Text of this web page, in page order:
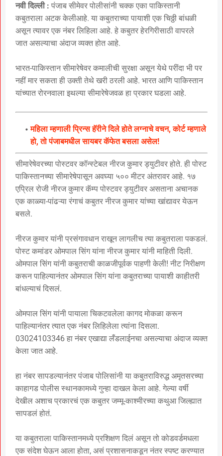
नवी दिल्ली : पंजाब सीमेवर पोलीसांनी चक्क एका पाकिस्तानी
कबुतराला अटक केलीआहे. या कबुतराच्या पायाशी एक चिठ्ठी बांधळी
असून त्यावर एक नंबर लिहिला आहे. हे कबुतर हेरगिरीसाठी वापरले
जात असल्याचा अंदाज व्यक्त होत आहे.
भारत-पाकिस्तान सीमारेषेवर कमालीची सुरक्षा असून येथे परींदा भी पर
नहीं मार सकता ही उक्ती तेथे खरी ठरली आहे. भारत आणि पाकिस्तान
यांच्यात रोरनवाला इथल्या सीमारेषेजवळ हा प्रकार घडला आहे.
महिला म्हणाली प्रिन्स हॅरीने दिले होते लग्नाचे वचन, कोर्ट म्हणाले
हो, तो पंजाबमधील सायबर कॅफेत बसला असेल!
सीमारेषेवरच्या पोस्टवर कॉन्स्टेबल नीरज कुमार ड्युटीवर होते. ही पोस्ट
पाकिस्तानच्या सीमारेषेपासून अवघ्या ५०० मीटर अंतरावर आहे. १७
एप्रिल रोजी नीरज कुमार कॅम्प पोस्टवर ड्युटीवर असताना अचानक
एक काळ्या-पांढऱ्या रंगाचं कबुतर नीरज कुमार यांच्या खांद्यावर येऊन
बसले.
नीरज कुमार यांनी प्रसंगावधान राखून लागलीच त्या कबुतराला पकडलं.
पोस्ट कमांडर ओमपाल सिंग यांना नीरज कुमार यांनी माहिती दिली.
ओमपाल सिंग यांनी कबुतराची काळजीपूर्वक पाहणी केली! नीट निरीक्षण
करून पाहिल्यानंतर ओमपाल सिंग यांना कबुतराच्या पायाशी काहीतरी
बांधल्याचं दिसलं.
ओमपाल सिंग यांनी पायाला चिकटवलेला कागद मोकळा करून
पाहिल्यानंतर त्यात एक नंबर लिहिलेला त्यांना दिसला.
03024103346 हा नंबर एखाद्या लँडलाईनचा असल्याचा अंदाज व्यक्त
केला जात आहे.
हा नंबर सापडल्यानंतर पंजाब पोलिसांनी या कबुतराविरुद्ध अमृतसरच्या
काहागड पोलीस स्थानकामध्ये गुन्हा दाखल केला आहे. गेल्या वर्षी
देखील अशाच प्रकारचं एक कबुतर जम्मू-काश्मीरच्या कथुआ जिल्ह्यात
सापडलं होतं.
या कबुतराला पाकिस्तानमध्ये प्रशिक्षण दिलं असून तो कोडवर्डमधला
एक संदेश घेऊन आला होता, असं प्रशासनाकडून नंतर स्पष्ट करण्यात